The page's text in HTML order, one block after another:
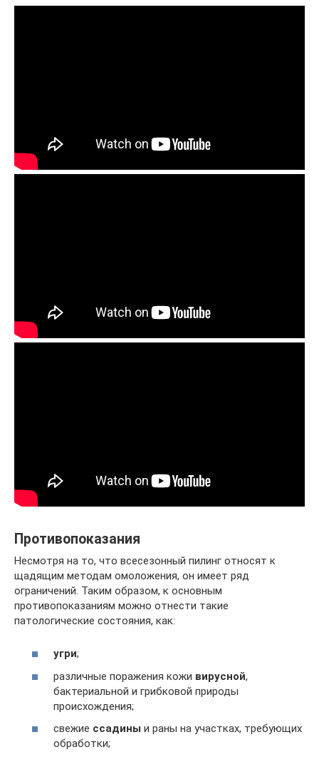
Противопоказания
Несмотря на то, что всесезонный пилинг относят к
щадящим методам омоложения, он имеет ряд
ограничений. Таким образом, к основным
противопоказаниям можно отнести такие
патологические состояния, как:
угри;
различные поражения кожи вирусной,
бактериальной и грибковой природы
происхождения;
свежие ссадины и раны на участках, требующих
обработки;